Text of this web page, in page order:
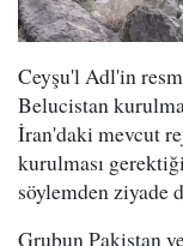
Ceyşu'l Adl'in
Belucistan
İran'daki mevcut
kurulması
söylemden ziyade
Grubun Pakistan